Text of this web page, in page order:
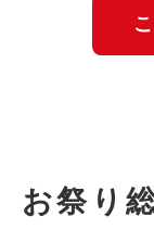
お祭り